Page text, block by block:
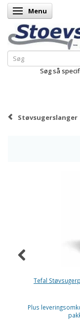
Skifte navigation
Menu
Søg så
Støvsugerslanger
Tefal
Plus